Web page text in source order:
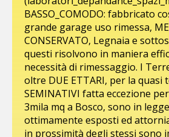
BASSO_COMODO: fabbricato
grande garage uso rimessa,
CONSERVATO, Legnaia e
questi risolvono in maniera
necessità di rimessaggio. I
oltre DUE ETTARI, per la quasi
SEMINATIVI fatta eccezione
3mila mq a Bosco, sono in
ottimamente esposti ed
in prossimità degli stessi sono